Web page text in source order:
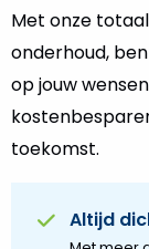
Met onze
onderhoud,
op jouw
toekomst.
Altijd